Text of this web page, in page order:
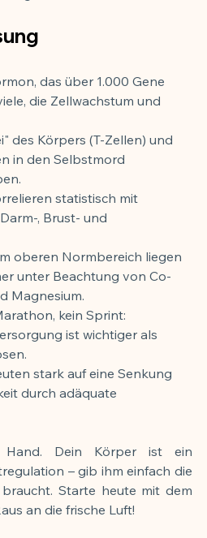
das über 1.000 Gene
die Zellwachstum und
des Körpers (T-Zellen) und
in den Selbstmord
statistisch mit
, Brust- und
oberen Normbereich liegen
unter Beachtung von Co-
Magnesium.
kein Sprint:
ist wichtiger als
stark auf eine Senkung
durch adäquate
Dein Körper ist ein
– gib ihm einfach die
Starte heute mit dem
an die frische Luft!